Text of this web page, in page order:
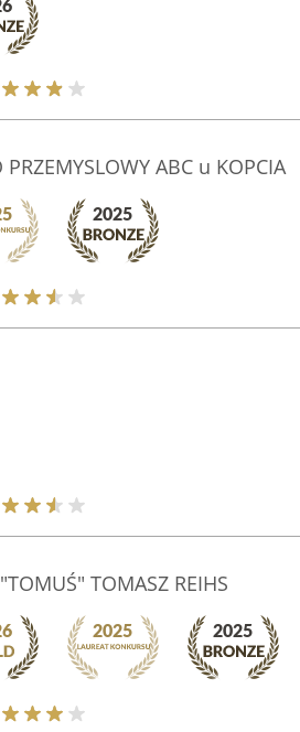
PRZEMYSLOWY ABC u KOPCIA
TOMASZ REIHS